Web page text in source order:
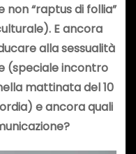
non “raptus di follia”
E ancora
alla sessualità
(speciale incontro
mattinata del 10
e ancora quali